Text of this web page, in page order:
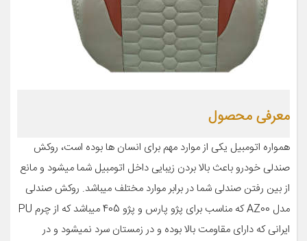
معرفی محصول
همواره اتومبیل یکی از موارد مهم برای انسان ها بوده است، روکش
صندلی خودرو باعث بالا بردن زیبایی داخل اتومبیل شما میشود و مانع
از بین رفتن صندلی شما در برابر موارد مختلف میباشد. روکش صندلی
مدل AZ00 که مناسب برای پژو پارس و پژو 405 میباشد که از چرم PU
ایرانی که دارای مقاومت بالا بوده و در زمستان سرد نمیشود و در